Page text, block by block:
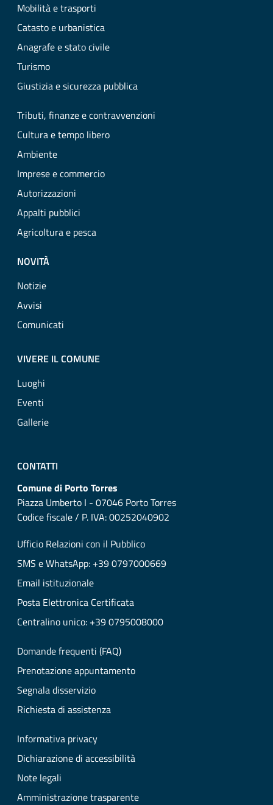
Mobilità e trasporti
Catasto e urbanistica
Anagrafe e stato civile
Turismo
Giustizia e sicurezza pubblica
Tributi, finanze e contravvenzioni
Cultura e tempo libero
Ambiente
Imprese e commercio
Autorizzazioni
Appalti pubblici
Agricoltura e pesca
NOVITÀ
Notizie
Avvisi
Comunicati
VIVERE IL COMUNE
Luoghi
Eventi
Gallerie
CONTATTI
Comune di Porto Torres
Piazza Umberto I - 07046 Porto Torres
Codice fiscale / P. IVA: 00252040902
Ufficio Relazioni con il Pubblico
SMS e WhatsApp: +39 0797000669
Email istituzionale
Posta Elettronica Certificata
Centralino unico: +39 0795008000
Domande frequenti (FAQ)
Prenotazione appuntamento
Segnala disservizio
Richiesta di assistenza
Informativa privacy
Dichiarazione di accessibilità
Note legali
Amministrazione trasparente